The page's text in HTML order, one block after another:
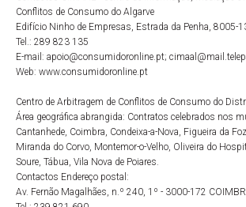
Conflitos de Consumo do Algarve
Edifício Ninho de Empresas, Estrada da Penha, 8005-
Tel.: 289 823 135
E-mail: apoio@consumidoronline.pt;
Web: www.consumidoronline.pt
Centro de Arbitragem de Conflitos de Consumo do
Área geográfica abrangida: Contratos celebrados nos
Cantanhede, Coimbra, Condeixa-a-Nova, Figueira da
Miranda do Corvo, Montemor-o-Velho, Oliveira do
Soure, Tábua, Vila Nova de Poiares.
Contactos Endereço postal:
Av. Fernão Magalhães, n.º 240, 1º - 3000-172